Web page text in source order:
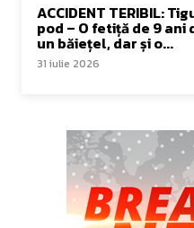
ACCIDENT TERIBIL:
pod – O fetiță de 9
un băiețel, dar și o...
31 iulie 2026